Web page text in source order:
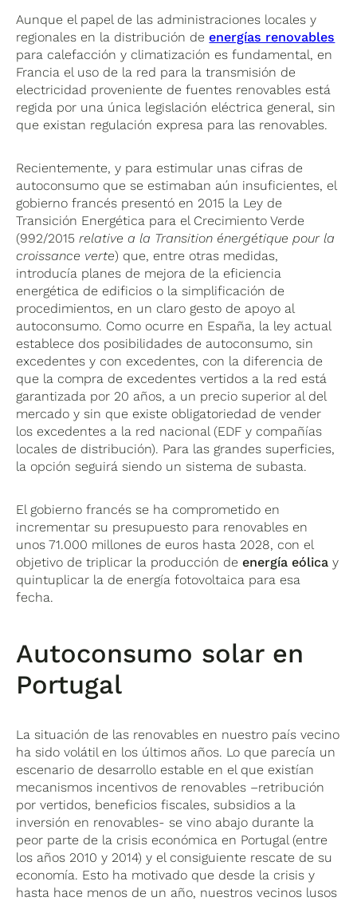
Aunque el papel de las administraciones locales y
regionales en la distribución deenergías renovables
para calefacción y climatización es fundamental, en
Francia el uso de la red para la transmisión de
electricidad proveniente de fuentes renovables está
regida por una única legislación eléctrica general, sin
que existan regulación expresa para las renovables.
Recientemente, y para estimular unas cifras de
autoconsumo que se estimaban aún insuficientes, el
gobierno francés presentó en 2015 la Ley de
Transición Energética para el Crecimiento Verde
(992/2015relative a la Transition énergétique pour la
croissance verte) que, entre otras medidas,
introducía planes de mejora de la eficiencia
energética de edificios o la simplificación de
procedimientos, en un claro gesto de apoyo al
autoconsumo. Como ocurre en España, la ley actual
establece dos posibilidades de autoconsumo, sin
excedentes y con excedentes, con la diferencia de
que la compra de excedentes vertidos a la red está
garantizada por 20 años, a un precio superior al del
mercado y sin que existe obligatoriedad de vender
los excedentes a la red nacional (EDF y compañías
locales de distribución). Para las grandes superficies,
la opción seguirá siendo un sistema de subasta.
El gobierno francés se ha comprometido en
incrementar su presupuesto para renovables en
unos 71.000 millones de euros hasta 2028, con el
objetivo de triplicar la producción deenergía eólica y
quintuplicar la de energía fotovoltaica para esa
fecha.
Autoconsumo solar en
Portugal
La situación de las renovables en nuestro país vecino
ha sido volátil en los últimos años. Lo que parecía un
escenario de desarrollo estable en el que existían
mecanismos incentivos de renovables –retribución
por vertidos, beneficios fiscales, subsidios a la
inversión en renovables- se vino abajo durante la
peor parte de la crisis económica en Portugal (entre
los años 2010 y 2014) y el consiguiente rescate de su
economía. Esto ha motivado que desde la crisis y
hasta hace menos de un año, nuestros vecinos lusos